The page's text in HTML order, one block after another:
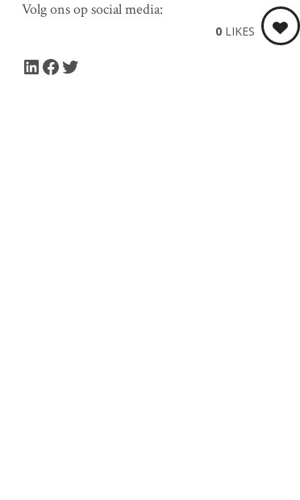
0 LIKES
Volg ons op social media:
LinkedIn Facebook